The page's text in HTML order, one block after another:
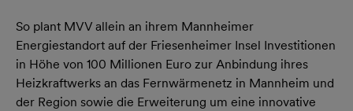
So plant MVV allein an ihrem Mannheimer
Energiestandort auf der Friesenheimer Insel Investitionen
in Höhe von 100 Millionen Euro zur Anbindung ihres
Heizkraftwerks an das Fernwärmenetz in Mannheim und
der Region sowie die Erweiterung um eine innovative